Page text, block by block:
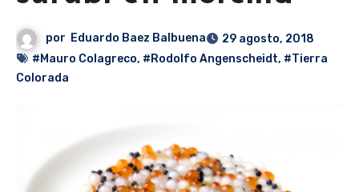
por Eduardo Baez Balbuena
29 agosto, 2018
#Mauro Colagreco, #Rodolfo Angenscheidt, #Tierra
Colorada